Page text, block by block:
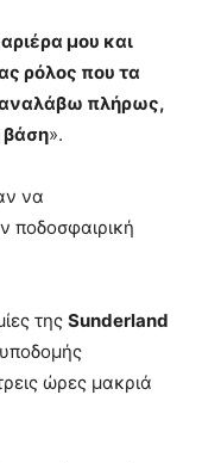
μου και
ρόλος που τα
αναλάβω πλήρως,
βάση».
να
ποδοσφαιρική
της Sunderland
ώρες μακριά